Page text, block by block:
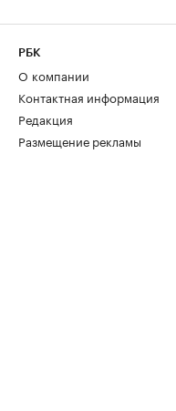
РБК
О компании
Контактная информация
Редакция
Размещение рекламы